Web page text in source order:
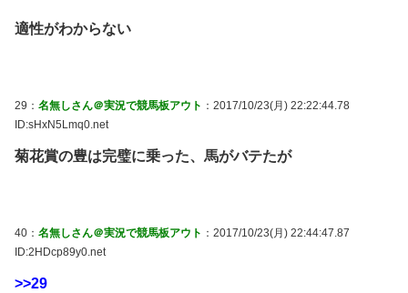
適性がわからない
29： 名無しさん＠実況で競馬板アウト ：2017/10/23(月) 22:22:44.78
ID:sHxN5Lmq0.net
菊花賞の豊は完璧に乗った、馬がバテたが
40： 名無しさん＠実況で競馬板アウト ：2017/10/23(月) 22:44:47.87
ID:2HDcp89y0.net
>>29